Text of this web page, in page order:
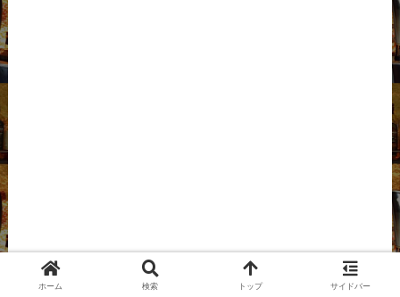
ホーム 検索 トップ サイドバー